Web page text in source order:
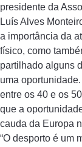
presidente da
Luís Alves
a importância da
físico, como
partilhado alguns
uma
entre os 40 e os
que a
cauda da Europa
“O desporto é um